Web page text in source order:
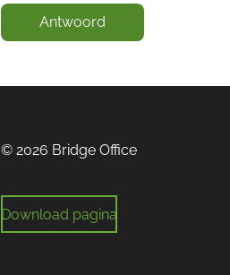
Antwoord
© 2026 Bridge Office
Download pagina